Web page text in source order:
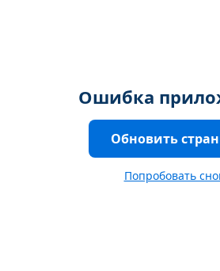
Ошибка
Обновить
Попробовать